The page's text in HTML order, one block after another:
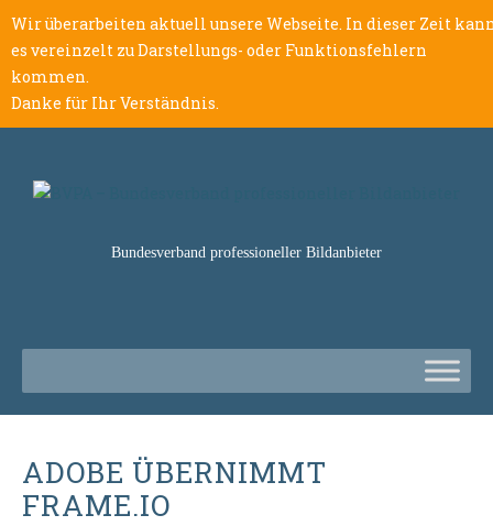
Wir überarbeiten aktuell unsere Webseite. In dieser Zeit
es vereinzelt zu Darstellungs- oder Funktionsfehlern
kommen.
Danke für Ihr Verständnis.
Bundesverband professioneller Bildanbieter
ADOBE ÜBERNIMMT
FRAME.IO